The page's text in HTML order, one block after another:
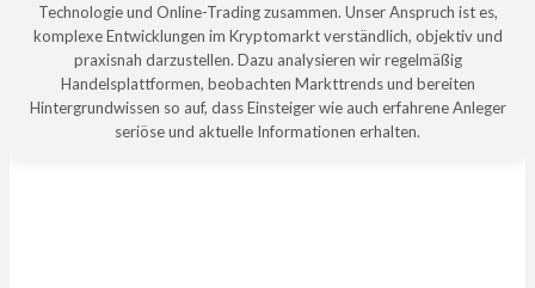
Technologie und Online-Trading zusammen. Unser Anspruch ist es,
komplexe Entwicklungen im Kryptomarkt verständlich, objektiv und
praxisnah darzustellen. Dazu analysieren wir regelmäßig
Handelsplattformen, beobachten Markttrends und bereiten
Hintergrundwissen so auf, dass Einsteiger wie auch erfahrene Anleger
seriöse und aktuelle Informationen erhalten.